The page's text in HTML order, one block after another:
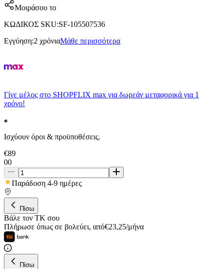
Μοιράσου το
ΚΩΔΙΚΟΣ SKU:SF-105507536
Εγγύηση:2 χρόνιαΜάθε περισσότερα
Γίνε μέλος στο SHOPFLIX max για δωρεάν μεταφορικά για 1
χρόνο!
Ισχύουν όροι & προϋποθέσεις.
€89
00
Παράδοση 4-9 ημέρες
Πίσω
Βάλε τον ΤΚ σου
Πλήρωσε όπως σε βολεύει, από€23,25/μήνα
Πίσω